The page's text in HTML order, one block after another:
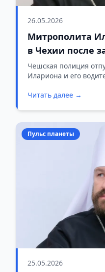
26.05.2026
Митрополита
в Чехии после
о наркотиках
Чешская полиция
Илариона и его
задержали после
Читать далее →
Пульс планеты
25.05.2026